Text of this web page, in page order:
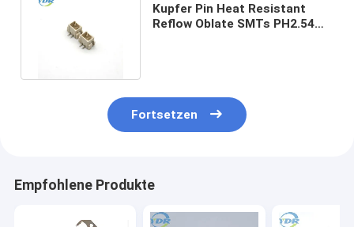
Kupfer Pin Heat Resistant
Reflow Oblate SMTs PH2.54
Fortsetzen
Empfohlene Produkte